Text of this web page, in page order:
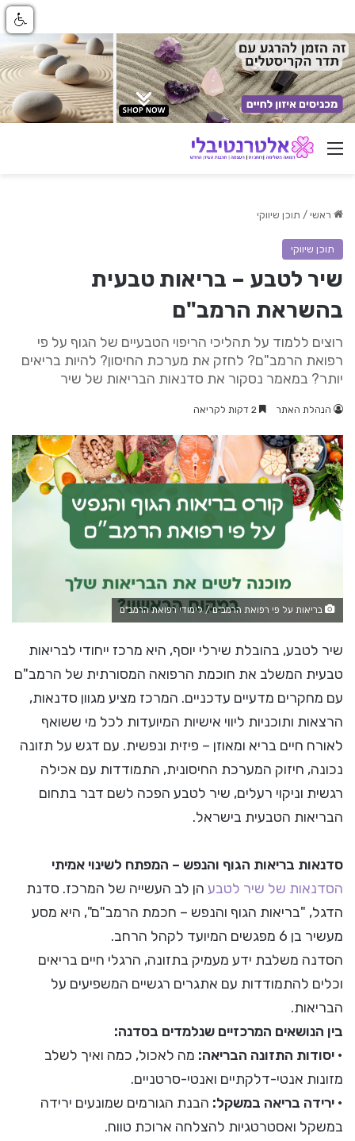
ניווט באתר
ראשי / תוכן שיווקי
תוכן שיווקי
שיר לטבע – בריאות טבעית
בהשראת הרמב"ם
רוצים ללמוד על תהליכי הריפוי הטבעיים של הגוף על פי
רפואת הרמב"ם? לחזק את מערכת החיסון? להיות בריאים
יותר? במאמר נסקור את סדנאות הבריאות של שיר
הנהלת האתר
בריאות על פי רפואת הרמב"ם / לימודי רפואת הרמב"ם
שיר לטבע, בהובלת שירלי יוסף, היא מרכז ייחודי לבריאות
טבעית המשלב את חוכמת הרפואה המסורתית של הרמב"ם
עם מחקרים מדעיים עדכניים. המרכז מציע מגוון סדנאות,
הרצאות ותוכניות ליווי אישיות המיועדות לכל מי ששואף
לאורח חיים בריא ומאוזן – פיזית ונפשית. עם דגש על תזונה
נכונה, חיזוק המערכת החיסונית, התמודדות עם אכילה
רגשית וניקוי רעלים, שיר לטבע הפכה לשם דבר בתחום
הבריאות הטבעית בישראל.
סדנאות בריאות הגוף והנפש – המפתח לשינוי אמיתי
הסדנאות של שיר לטבע הן לב העשייה של המרכז. סדנת
הדגל, "בריאות הגוף והנפש – חכמת הרמב"ם", היא מסע
מעשיר בן 6 מפגשים המיועד לקהל הרחב.
הסדנה משלבת ידע מעמיק בתזונה, הרגלי חיים בריאים
וכלים להתמודדות עם אתגרים רגשיים המשפיעים על
הבריאות.
בין הנושאים המרכזיים שנלמדים בסדנה:
• יסודות התזונה הבריאה: מה לאכול, כמה ואיך לשלב
מזונות אנטי-דלקתיים ואנטי-סרטניים.
• ירידה בריאה במשקל: הבנת הגורמים שמונעים ירידה
במשקל ואסטרטגיות להצלחה ארוכת טווח.